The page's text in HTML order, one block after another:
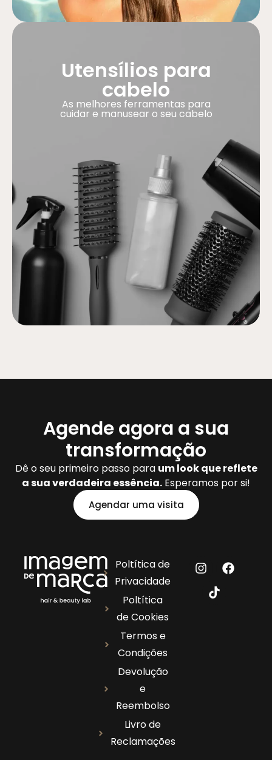
Utensílios para
cabelo
As melhores ferramentas para
cuidar e manusear o seu cabelo
Agende agora a sua
transformação
Dê o seu primeiro passo para um look que reflete
a sua verdadeira essência. Esperamos por si!
Agendar uma visita
Poltítica de
Privacidade
Poltítica
de Cookies
Termos e
Condições
Devolução
e
Reembolso
Livro de
Reclamações